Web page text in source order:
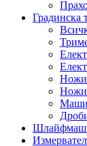
Градинска